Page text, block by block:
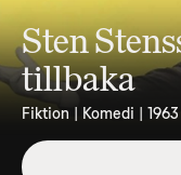
Sten
tillbaka
Fiktion | Komedi |